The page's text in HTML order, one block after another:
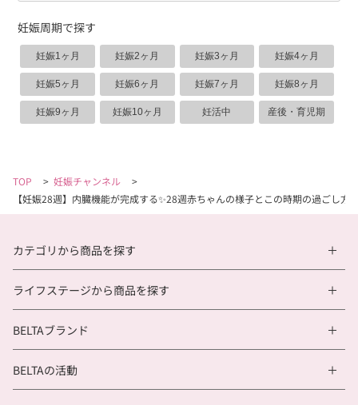
妊娠周期で探す
妊娠1ヶ月 妊娠2ヶ月 妊娠3ヶ月 妊娠4ヶ月
妊娠5ヶ月 妊娠6ヶ月 妊娠7ヶ月 妊娠8ヶ月
妊娠9ヶ月 妊娠10ヶ月 妊活中 産後・育児期
TOP > 妊娠チャンネル
>
【妊娠28週】内臓機能が完成する✨28週赤ちゃんの様子とこの時期の過ごし方
カテゴリから商品を探す
ライフステージから商品を探す
BELTAブランド
BELTAの活動